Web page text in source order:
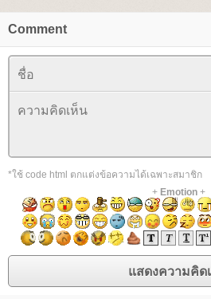
Comment
*ใช้ code html ตกแต่งข้อความได้เฉพาะสมาชิก
+ Emotion+